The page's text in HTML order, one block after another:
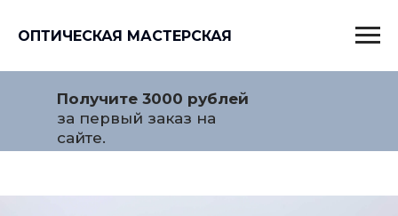
ОПТИЧЕСКАЯ МАСТЕРСКАЯ
Получите 3000 рублей
за первый заказ на
сайте.